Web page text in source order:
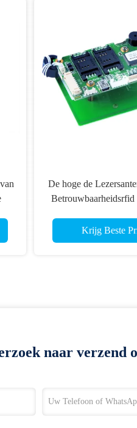
De hoge de
Betrouwbaarheidsrfid
Krijg Beste
naar verzend